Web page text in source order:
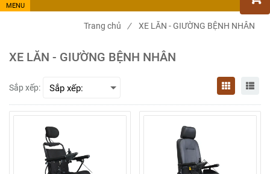
Trang chủ / XE LĂN - GIƯỜNG BỆNH NHÂN
XE LĂN - GIƯỜNG BỆNH NHÂN
Sắp xếp: